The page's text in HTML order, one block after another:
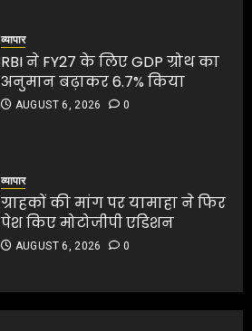
व्यापार
RBI ने FY27 के लिए GDP ग्रोथ का
अनुमान बढ़ाकर 6.7% किया
AUGUST 6, 2026 0
व्यापार
ग्राहकों की मांग पर यामाहा ने फिर
पेश किए मोटोजीपी एडिशन
AUGUST 6, 2026 0